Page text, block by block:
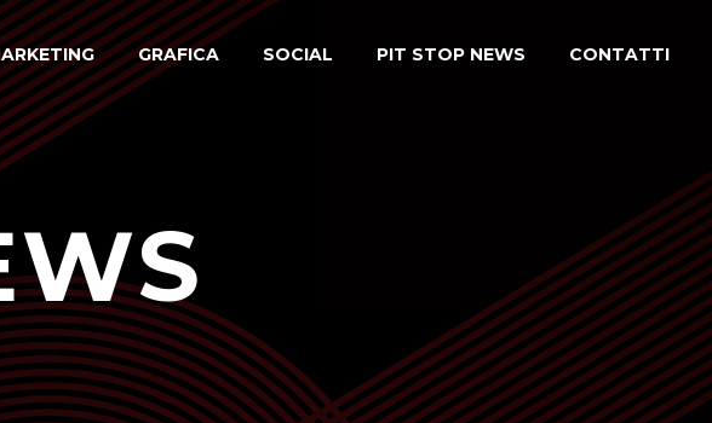
GRAFICA SOCIAL PIT STOP NEWS CONTATTI